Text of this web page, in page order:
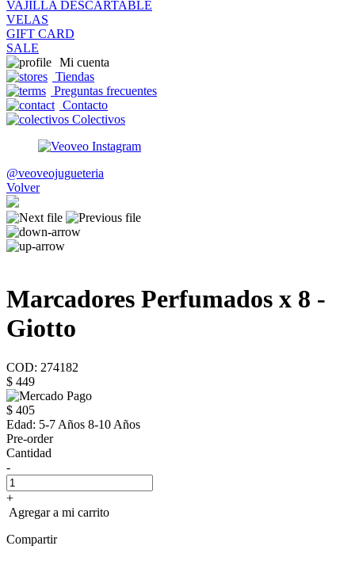
VAJILLA DESCARTABLE
VELAS
GIFT CARD
SALE
Mi cuenta
Tiendas
Preguntas frecuentes
Contacto
Colectivos
@veoveojugueteria
Volver
Marcadores Perfumados x 8 -
Giotto
COD: 274182
$ 449
$ 405
Edad: 5-7 Años 8-10 Años
Pre-order
Cantidad
-
+
Agregar a mi carrito
Compartir